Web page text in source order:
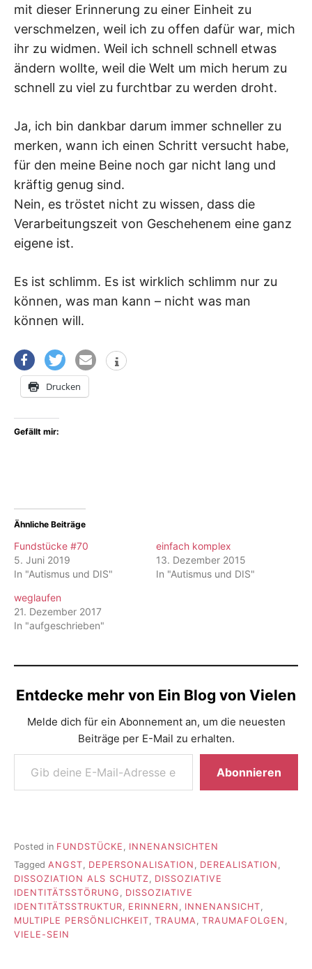
mit dieser Erinnerung zu einer Einheit zu
verschmelzen, weil ich zu offen dafür war, mich
ihr zu widmen. Weil ich schnell schnell etwas
ändern wollte, weil die Welt um mich herum zu
schnell zu viel zu furchtbar zu werden droht.
Ja, ich bin dankbar darum immer schneller zu
merken, wann ich einen Schritt versucht habe,
für den meine Beine noch gar nicht lang und
kräftig genug sind.
Nein, es tröstet nicht zu wissen, dass die
Verarbeitungszeit von Geschehenem eine ganz
eigene ist.
Es ist schlimm. Es ist wirklich schlimm nur zu
können, was man kann – nicht was man
können will.
Drucken
Gefällt mir:
Ähnliche Beiträge
Fundstücke #70
5. Juni 2019
In "Autismus und DIS"
einfach komplex
13. Dezember 2015
In "Autismus und DIS"
weglaufen
21. Dezember 2017
In "aufgeschrieben"
Entdecke mehr von Ein Blog von Vielen
Melde dich für ein Abonnement an, um die neuesten
Beiträge per E-Mail zu erhalten.
Gib deine E-Mail-Adresse ein ...
Abonnieren
Posted in FUNDSTÜCKE
INNENANSICHTEN
Tagged ANGST, DEPERSONALISATION , DEREALISATION ,
DISSOZIATION ALS SCHUTZ, DISSOZIATIVE
IDENTITÄTSSTÖRUNG , DISSOZIATIVE
IDENTITÄTSSTRUKTUR, ERINNERN , INNENANSICHT,
MULTIPLE PERSÖNLICHKEIT, TRAUMA, TRAUMAFOLGEN ,
VIELE-SEIN